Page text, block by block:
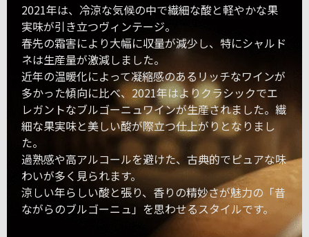
2021年は、冷涼な気候の中で繊細な酸と軽やかな果
実味が引き立つヴィンテージ。
春先の霜害により大幅に収量が減少し、特にシャルド
ネは生産量が激減しました。
近年の温暖化によって凝縮感のあるリッチなワインが
多かった傾向に比べ、2021年はよりクラシックでエ
レガントなブルゴーニュワインが生産されました。繊
細な果実味と美しい酸が際立つ仕上がりとなりまし
た。
過熟感や高アルコールを避けた、古典的でピュアな味
わいが多く見られます。
涼しい年らしい酸と張り、香りの精妙さが魅力の「昔
ながらのブルゴーニュ」を思わせるスタイルです。